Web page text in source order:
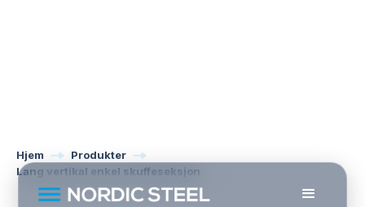
Hjem
Produkter
Lang vertikal enkel skuffeseksjon